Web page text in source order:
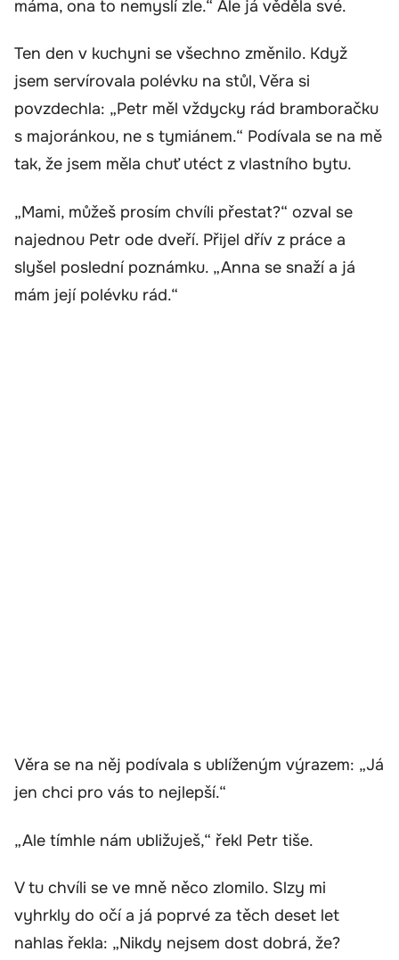
máma, ona to nemyslí zle.“ Ale já věděla své.
Ten den v kuchyni se všechno změnilo. Když
jsem servírovala polévku na stůl, Věra si
povzdechla: „Petr měl vždycky rád bramboračku
s majoránkou, ne s tymiánem.“ Podívala se na mě
tak, že jsem měla chuť utéct z vlastního bytu.
„Mami, můžeš prosím chvíli přestat?“ ozval se
najednou Petr ode dveří. Přijel dřív z práce a
slyšel poslední poznámku. „Anna se snaží a já
mám její polévku rád.“
Věra se na něj podívala s ublíženým výrazem: „Já
jen chci pro vás to nejlepší.“
„Ale tímhle nám ubližuješ,“ řekl Petr tiše.
V tu chvíli se ve mně něco zlomilo. Slzy mi
vyhrkly do očí a já poprvé za těch deset let
nahlas řekla: „Nikdy nejsem dost dobrá, že?